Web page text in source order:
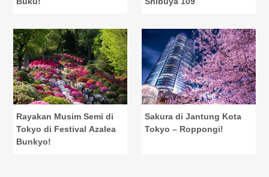
Rayakan Musim Semi di
Tokyo di Festival Azalea
Bunkyo!
Sakura di Jantung Kota
Tokyo – Roppongi!